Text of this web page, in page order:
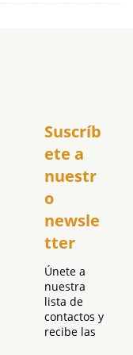
Suscríb
ete a
nuestr
o
newsle
tter
Únete a
nuestra
lista de
contactos y
recibe las